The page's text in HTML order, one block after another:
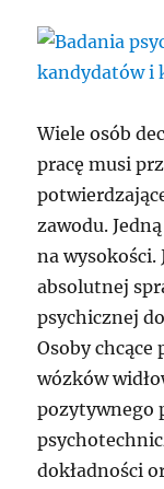
Wiele osób
pracę musi
zawodu.
na wysokości.
absolutnej
psychicznej
Osoby
wózków
pozytywnego
dokładności